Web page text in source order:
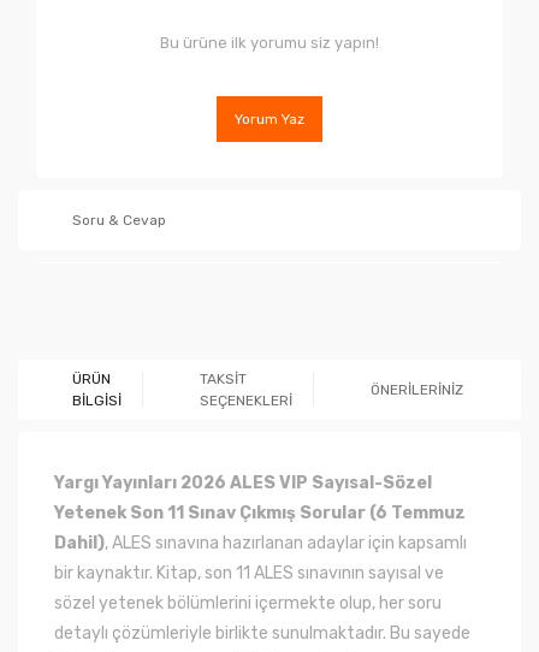
Bu ürüne ilk yorumu siz yapın!
Yorum Yaz
Soru & Cevap
ÜRÜN
BİLGİSİ
TAKSİT
SEÇENEKLERİ
ÖNERİLERİNİZ
Yargı Yayınları 2026 ALES VIP Sayısal-Sözel
Yetenek Son 11 Sınav Çıkmış Sorular (6 Temmuz
Dahil), ALES sınavına hazırlanan adaylar için kapsamlı
bir kaynaktır. Kitap, son 11 ALES sınavının sayısal ve
sözel yetenek bölümlerini içermekte olup, her soru
detaylı çözümleriyle birlikte sunulmaktadır. Bu sayede